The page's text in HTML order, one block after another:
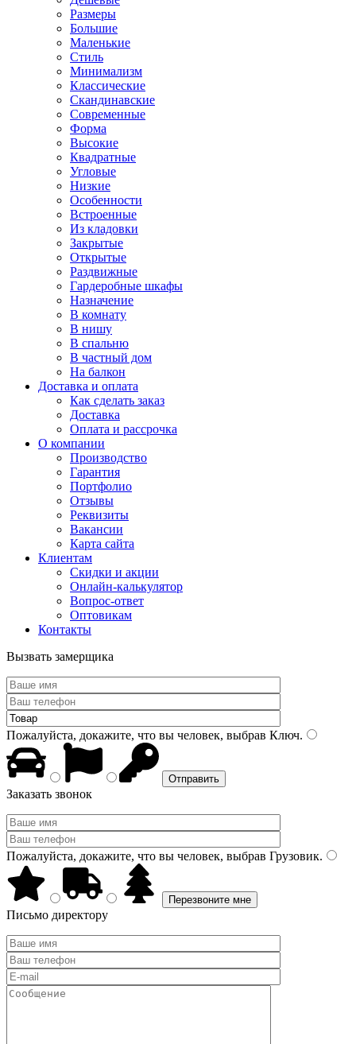
Размеры
Большие
Маленькие
Стиль
Минимализм
Классические
Скандинавские
Современные
Форма
Высокие
Квадратные
Угловые
Низкие
Особенности
Встроенные
Из кладовки
Закрытые
Открытые
Раздвижные
Гардеробные шкафы
Назначение
В комнату
В нишу
В спальню
В частный дом
На балкон
Доставка и оплата
Как сделать заказ
Доставка
Оплата и рассрочка
О компании
Производство
Гарантия
Портфолио
Отзывы
Реквизиты
Вакансии
Карта сайта
Клиентам
Скидки и акции
Онлайн-калькулятор
Вопрос-ответ
Оптовикам
Контакты
Вызвать замерщика
Пожалуйста, докажите, что вы человек, выбрав Ключ.
Заказать звонок
Пожалуйста, докажите, что вы человек, выбрав Грузовик.
Письмо директору